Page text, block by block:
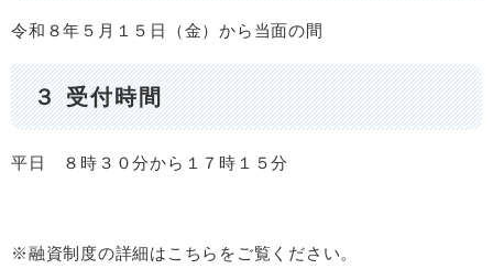
令和８年５月１５日（金）から当面の間
３ 受付時間
平日 ８時３０分から１７時１５分
※融資制度の詳細はこちらをご覧ください。